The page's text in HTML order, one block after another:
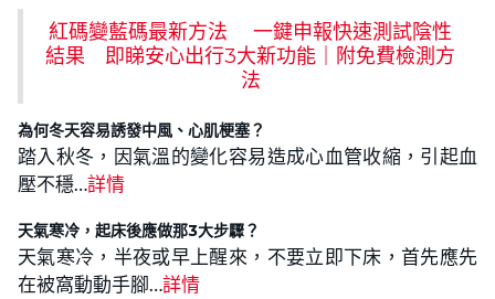
紅碼變藍碼最新方法 一鍵申報快速測試陰性
結果 即睇安心出行3大新功能｜附免費檢測方
法
為何冬天容易誘發中風、心肌梗塞？
踏入秋冬，因氣溫的變化容易造成心血管收縮，引起血
壓不穩…詳情
天氣寒冷，起床後應做那3大步驟？
天氣寒冷，半夜或早上醒來，不要立即下床，首先應先
在被窩動動手腳…詳情